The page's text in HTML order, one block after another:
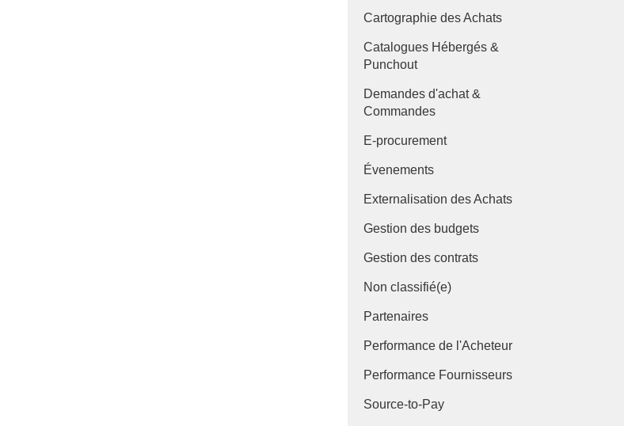
Cartographie des Achats
Catalogues Hébergés &
Punchout
Demandes d'achat &
Commandes
E-procurement
Évenements
Externalisation des Achats
Gestion des budgets
Gestion des contrats
Non classifié(e)
Partenaires
Performance de l'Acheteur
Performance Fournisseurs
Source-to-Pay